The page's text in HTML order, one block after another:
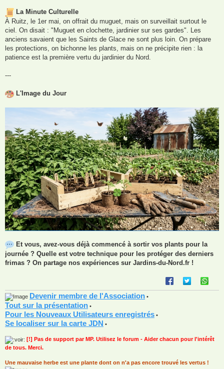
La Minute Culturelle
À Ruitz, le 1er mai, on offrait du muguet, mais on surveillait surtout le
ciel. On disait : "Muguet en clochette, jardinier sur ses gardes". Les
anciens savaient que les Saints de Glace ne sont plus loin. On prépare
les protections, on bichonne les plants, mais on ne précipite rien : la
patience est la première vertu du jardinier du Nord.
---
L'Image du Jour
Et vous, avez-vous déjà commencé à sortir vos plants pour la
journée ? Quelle est votre technique pour les protéger des derniers
frimas ? On partage nos expériences sur Jardins-du-Nord.fr !
Devenir membre de l'Association •
Tout sur la présentation •
Pour les Nouveaux Utilisateurs enregistrés •
Se localiser sur la carte JDN •
[!] Pas de support par MP. Utilisez le forum - Aider chacun pour l'intérêt
de tous. Merci.
Une mauvaise herbe est une plante dont on n'a pas encore trouvé les vertus !